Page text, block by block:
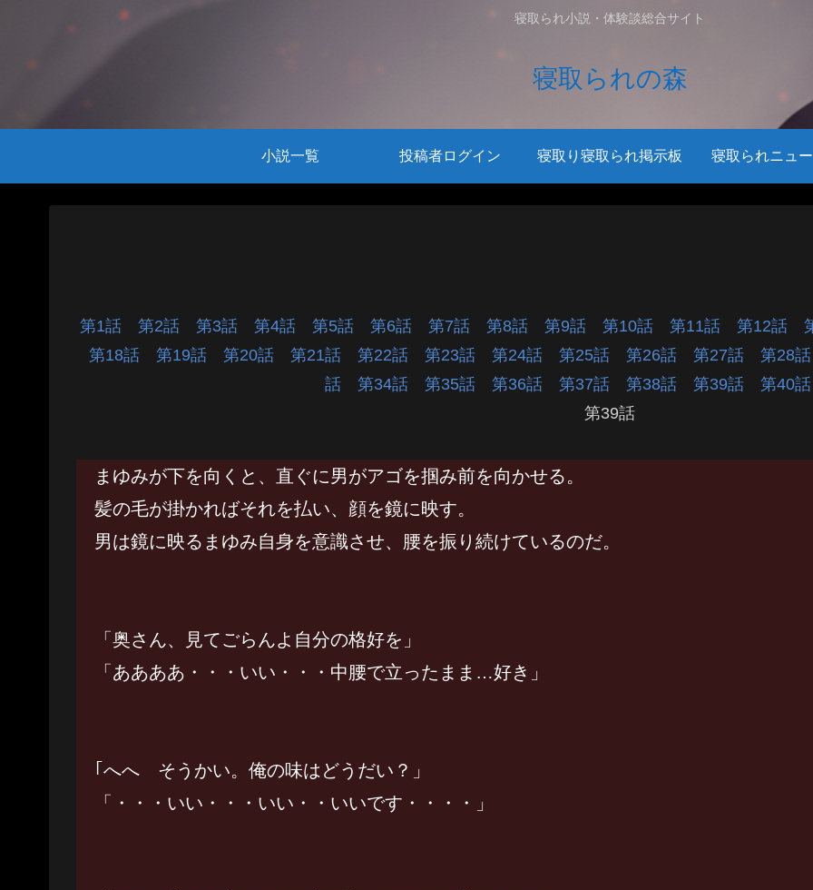
寝取られ小説・体験談総合サイト
寝取られの森
小説一覧 投稿者ログイン 寝取り寝取られ掲示板 寝取られニュ
第1話 第2話 第3話 第4話 第5話 第6話 第7話 第8話 第9話 第10話 第11話 第12話
第18話 第19話 第20話 第21話 第22話 第23話 第24話 第25話 第26話 第27話 第28
話 第34話 第35話 第36話 第37話 第38話 第39話 第40
第39話
まゆみが下を向くと、直ぐに男がアゴを掴み前を向かせる。
髪の毛が掛かればそれを払い、顔を鏡に映す。
男は鏡に映るまゆみ自身を意識させ、腰を振り続けているのだ。
「奥さん、見てごらんよ自分の格好を」
「ああああ・・・いい・・・中腰で立ったまま…好き」
｢へへ そうかい。俺の味はどうだい？」
「・・・いい・・・いい・・いいです・・・・」